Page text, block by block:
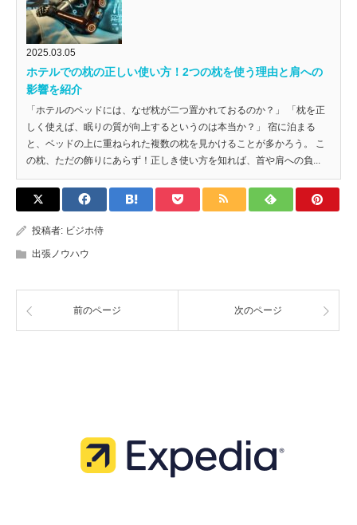
2025.03.05
ホテルでの枕の正しい使い方！2つの枕を使う理由と肩への
影響を紹介
「ホテルのベッドには、なぜ枕が二つ置かれておるのか？」 「枕を正
しく使えば、眠りの質が向上するというのは本当か？」 宿に泊まる
と、ベッドの上に重ねられた複数の枕を見かけることが多かろう。 こ
の枕、ただの飾りにあらず！正しき使い方を知れば、首や肩への負...
投稿者: ビジホ侍
出張ノウハウ
前のページ 次のページ